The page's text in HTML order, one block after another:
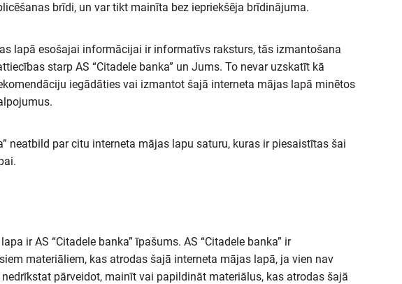
brīdi, un var tikt mainīta bez iepriekšēja brīdinājuma.
lapā esošajai informācijai ir informatīvs raksturs, tās izmantošana
starp AS “Citadele banka” un Jums. To nevar uzskatīt kā
iegādāties vai izmantot šajā interneta mājas lapā minētos
neatbild par citu interneta mājas lapu saturu, kuras ir piesaistītas šai
ir AS “Citadele banka” īpašums. AS “Citadele banka” ir
materiāliem, kas atrodas šajā interneta mājas lapā, ja vien nav
pārveidot, mainīt vai papildināt materiālus, kas atrodas šajā